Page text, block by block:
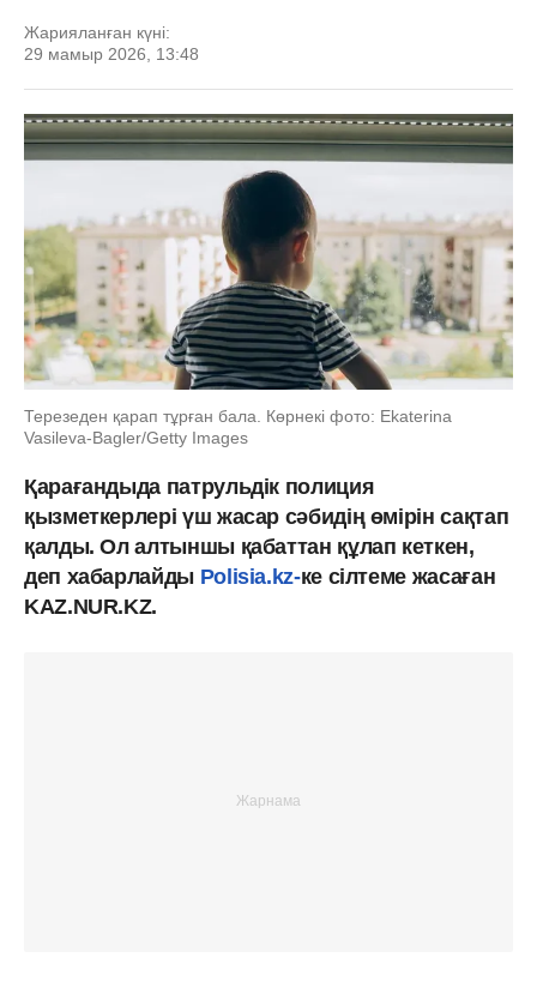
Жарияланған күні:
29 мамыр 2026, 13:48
Терезеден қарап тұрған бала. Көрнекі фото: Ekaterina
Vasileva-Bagler/Getty Images
Қарағандыда патрульдік полиция
қызметкерлері үш жасар сәбидің өмірін сақтап
қалды. Ол алтыншы қабаттан құлап кеткен,
деп хабарлайдыPolisia.kz-ке сілтеме жасаған
KAZ.NUR.KZ.